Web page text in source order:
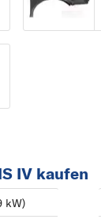
CARNIVAL
MAGENTIS
O
OPTIMA
IV kaufen
kW)